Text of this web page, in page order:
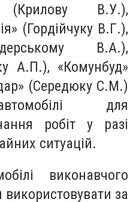
(Крилову В.У.),
(Гордійчуку В.Г.),
В.А.),
А.П.), «Комунбуд»
(Середюку С.М.)
для
робіт у разі
ситуацій.
виконавчого
використовувати за